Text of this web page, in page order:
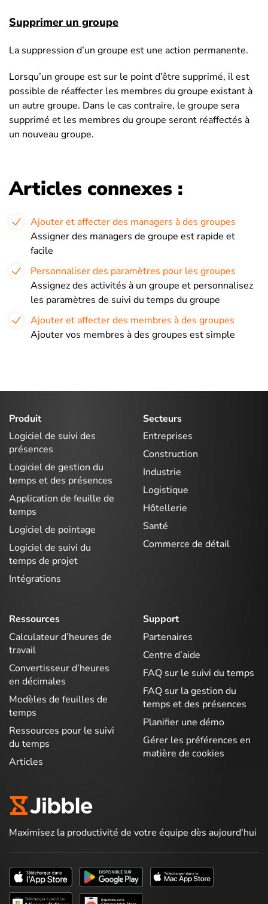
Supprimer un groupe
La suppression d’un groupe est une action permanente.
Lorsqu’un groupe est sur le point d’être supprimé, il est
possible de réaffecter les membres du groupe existant à
un autre groupe. Dans le cas contraire, le groupe sera
supprimé et les membres du groupe seront réaffectés à
un nouveau groupe.
Articles connexes :
Ajouter et affecter des managers à des groupes
Assigner des managers de groupe est rapide et
facile
Personnaliser des paramètres pour les groupes
Assignez des activités à un groupe et personnalisez
les paramètres de suivi du temps du groupe
Ajouter et affecter des membres à des groupes
Ajouter vos membres à des groupes est simple
Produit
Logiciel de suivi des
présences
Logiciel de gestion du
temps et des présences
Application de feuille de
temps
Logiciel de pointage
Logiciel de suivi du
temps de projet
Intégrations
Secteurs
Entreprises
Construction
Industrie
Logistique
Hôtellerie
Santé
Commerce de détail
Ressources
Calculateur d’heures de
travail
Convertisseur d’heures
en décimales
Modèles de feuilles de
temps
Ressources pour le suivi
du temps
Articles
Support
Partenaires
Centre d’aide
FAQ sur le suivi du temps
FAQ sur la gestion du
temps et des présences
Planifier une démo
Gérer les préférences en
matière de cookies
Maximisez la productivité de votre équipe dès aujourd'hui